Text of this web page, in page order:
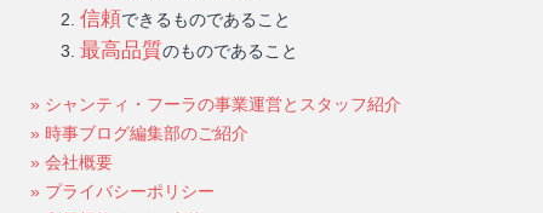
信頼できるものであること
最高品質のものであること
» シャンティ・フーラの事業運営とスタッフ紹介
» 時事ブログ編集部のご紹介
» 会社概要
» プライバシーポリシー